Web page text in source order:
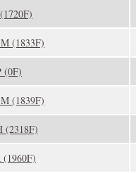
(1833F)
(0F)
(1839F)
(2318F)